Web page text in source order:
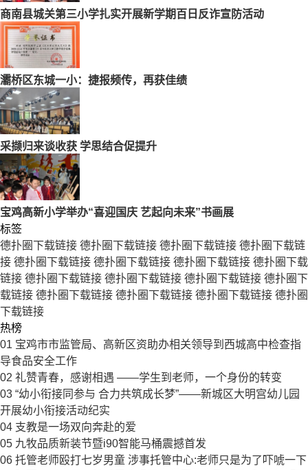
商南县城关第三小学扎实开展新学期百日反诈宣防活动
灞桥区东城一小：捷报频传，再获佳绩
采撷归来谈收获 学思结合促提升
宝鸡高新小学举办“喜迎国庆 艺起向未来”书画展
标签
德扑圈下载链接 德扑圈下载链接 德扑圈下载链接 德扑圈下载链
接 德扑圈下载链接 德扑圈下载链接 德扑圈下载链接 德扑圈下载
链接 德扑圈下载链接 德扑圈下载链接 德扑圈下载链接 德扑圈下
载链接 德扑圈下载链接 德扑圈下载链接 德扑圈下载链接 德扑圈
下载链接
热榜
01 宝鸡市市监管局、高新区资助办相关领导到西城高中检查指
导食品安全工作
02 礼赞青春，感谢相遇 ——学生到老师，一个身份的转变
03 “幼小衔接同参与 合力共筑成长梦”——新城区大明宫幼儿园
开展幼小衔接活动纪实
04 支教是一场双向奔赴的爱
05 九牧品质新装节暨i90智能马桶震撼首发
06 托管老师殴打七岁男童 涉事托管中心:老师只是为了吓唬一下